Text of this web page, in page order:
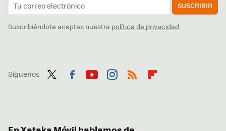
SUSCRIBIR
Suscribiéndote aceptas nuestra política de privacidad
Síguenos